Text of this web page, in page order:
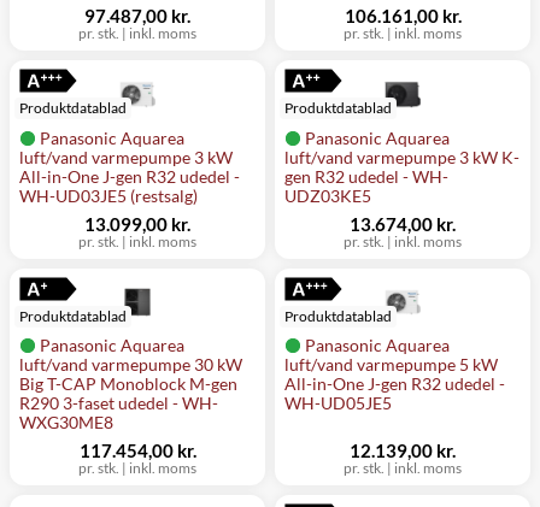
pr. stk. | inkl. moms
97.487,00 kr.
pr. stk. | inkl. moms
106.161,00 kr.
Panasonic Aquarea
luft/vand varmepumpe 3 kW
All-in-One J-gen R32 udedel -
WH-UD03JE5 (restsalg)
Produktdatablad
pr. stk. | inkl. moms
13.099,00 kr.
Panasonic Aquarea
luft/vand varmepumpe 3 kW K-
gen R32 udedel - WH-
UDZ03KE5
Produktdatablad
pr. stk. | inkl. moms
13.674,00 kr.
Panasonic Aquarea
luft/vand varmepumpe 30 kW
Big T-CAP Monoblock M-gen
R290 3-faset udedel - WH-
WXG30ME8
Produktdatablad
pr. stk. | inkl. moms
117.454,00 kr.
Panasonic Aquarea
luft/vand varmepumpe 5 kW
All-in-One J-gen R32 udedel -
WH-UD05JE5
Produktdatablad
pr. stk. | inkl. moms
12.139,00 kr.